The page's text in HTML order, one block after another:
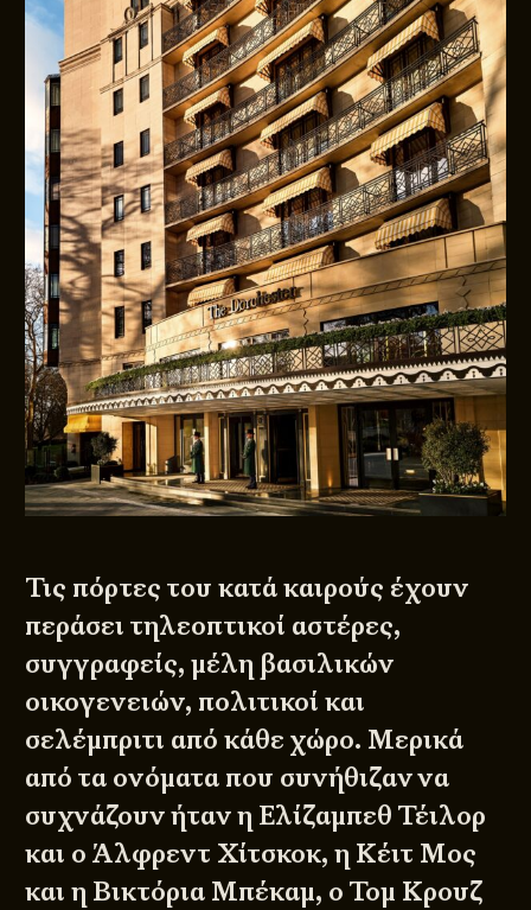
Τις πόρτες του κατά καιρούς έχουν
περάσει τηλεοπτικοί αστέρες,
συγγραφείς, μέλη βασιλικών
οικογενειών, πολιτικοί και
σελέμπριτι από κάθε χώρο. Μερικά
από τα ονόματα που συνήθιζαν να
συχνάζουν ήταν η Ελίζαμπεθ Τέιλορ
και ο Άλφρεντ Χίτσκοκ, η Κέιτ Μος
και η Βικτόρια Μπέκαμ, ο Τομ Κρουζ